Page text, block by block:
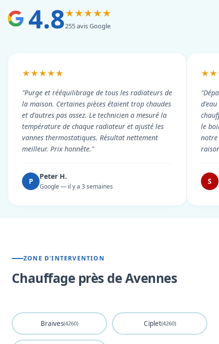
4.8★★★★★
255 avis Google
★★★★★
"Purge et rééquilibrage de tous les radiateurs de
la maison. Certaines pièces étaient trop chaudes
et d'autres pas assez. Le technicien a mesuré la
température de chaque radiateur et ajusté les
vannes thermostatiques. Résultat nettement
meilleur. Prix honnête."
P
Peter H.
Google — il y a 3 semaines
le
notre
S
ZONE D'INTERVENTION
Chauffage près de Avennes
Braives(4260) Ciplet(4260)